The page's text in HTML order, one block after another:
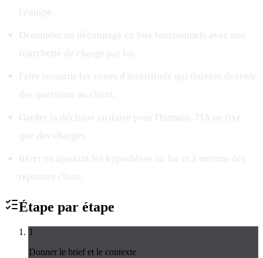
l'équipe.
Demander un découpage en lots fonctionnels avec une
fourchette de charge par lot.
Faire ressortir les zones d'incertitude qui doivent devenir
des questions au client.
Garder la décision tarifaire pour l'humain, l'IA ne fixe
que des charges.
Itérer en ajustant les hypothèses au fur et à mesure des
réponses client.
Étape par étape
1
Donner le brief et le contexte